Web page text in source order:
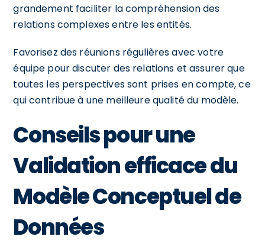
grandement faciliter la compréhension des
relations complexes entre les entités.
Favorisez des réunions régulières avec votre
équipe pour discuter des relations et assurer que
toutes les perspectives sont prises en compte, ce
qui contribue à une meilleure qualité du modèle.
Conseils pour une
Validation efficace du
Modèle Conceptuel de
Données